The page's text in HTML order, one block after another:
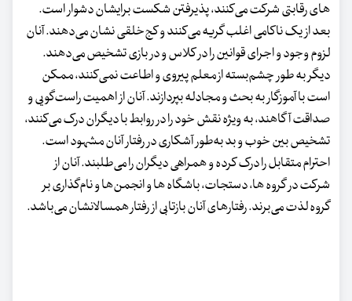
های رقابتی شرکت می‌کنند، پذیرفتن شکست برایشان دشوار است.
بعد از یک ناکامی اغلب گریه می‌کنند و کج‌خلقی نشان می‌دهند. آنان
لزوم وجود و اجرای قوانین را در کلاس و در بازی تشخیص می‌دهند.
دیگر به طور چشم‌بسته از معلم پیروی و اطاعت نمی‌کنند، ممکن
است با آموزگار به بحث و مجادله بپردازند. آنان از اهمیت راست‌گویی و
صداقت آگاهند، به ویژه نقش خود را در روابط با دیگران درک می‌کنند،
تشخیص بین خوب و بد به‌طور آشکاری در رفتار آنان مشهود است.
احترام متقابل را درک کرده و همراهی دیگران را می‌طلبند. آنان از
شرکت در گروه ها، دستجات، باشگاه ها و انجمن‌ها و نام‌گذاری بر
گروه لذت می‌برند. رفتارهای آنان بازتابی از رفتار همسالانشان می‌باشد.